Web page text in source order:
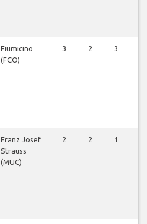
Fiumicino
(FCO)
3 2 3
Franz Josef
Strauss
(MUC)
2 2 1